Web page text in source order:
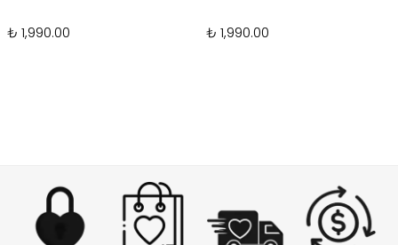
₺ 1,990.00 ₺ 1,990.00